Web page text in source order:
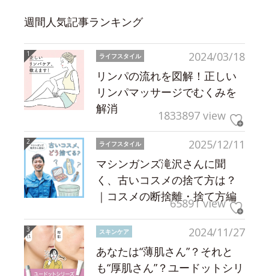
週間人気記事ランキング
2024/03/18
ライフスタイル
リンパの流れを図解！正しい
リンパマッサージでむくみを
解消
1833897 view
2025/12/11
ライフスタイル
マシンガンズ滝沢さんに聞
く、古いコスメの捨て方は？
｜コスメの断捨離・捨て方編
65891 view
2024/11/27
スキンケア
あなたは“薄肌さん”？それと
も“厚肌さん”？ユードットシリ